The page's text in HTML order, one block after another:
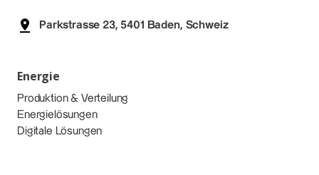
Parkstrasse 23, 5401 Baden, Schweiz
Energie
Produktion & Verteilung
Energielösungen
Digitale Lösungen